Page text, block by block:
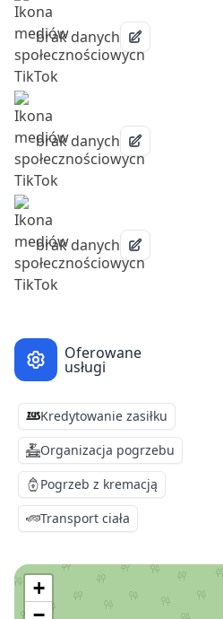
brak danych
brak danych
brak danych
Oferowane
usługi
Kredytowanie zasiłku
Organizacja pogrzebu
Pogrzeb z kremacją
Transport ciała
+